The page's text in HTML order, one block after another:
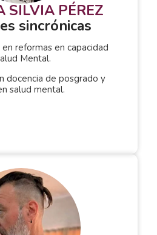
SILVIA PÉREZ
sincrónicas
reformas en capacidad
Mental.
docencia de posgrado y
salud mental.